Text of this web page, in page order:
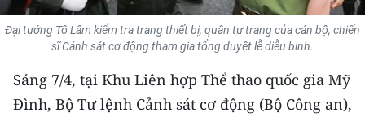
TRI THỨC CHUYÊN SÂU
CHƯƠNG TRÌNH OCOP - MỖI XÃ
Đại tướng Tô Lâm kiểm tra trang thiết bị, quân tư trang của cán bộ, chiến
sĩ Cảnh sát cơ động tham gia tổng duyệt lễ diễu binh.
Sáng 7/4, tại Khu Liên hợp Thể thao quốc gia Mỹ
Đình, Bộ Tư lệnh Cảnh sát cơ động (Bộ Công an),